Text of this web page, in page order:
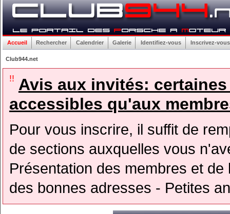
Accueil Rechercher Calendrier Galerie Identifiez-vous Inscrivez-vous
Club944.net
!! Avis aux invités:
accessibles qu'aux
Pour vous inscrire, il suffit de
de sections auxquelles vous
Présentation des membres et
des bonnes adresses - Petites